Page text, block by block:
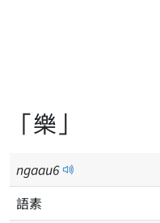
「樂」
ngaau6
語素